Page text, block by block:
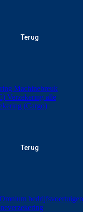
Terug
Machinebreuk
Verzekering alle
(Cargo)
Terug
Omnium bedrijfsvoertuigen